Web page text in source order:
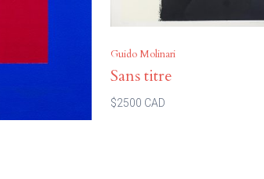
Guido Molinari
Sans titre
$2500 CAD